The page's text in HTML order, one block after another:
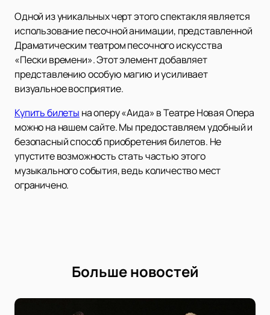
Одной из уникальных черт этого спектакля является
использование песочной анимации, представленной
Драматическим театром песочного искусства
«Пески времени». Этот элемент добавляет
представлению особую магию и усиливает
визуальное восприятие.
Купить билеты на оперу «Аида» в Театре Новая Опера
можно на нашем сайте. Мы предоставляем удобный и
безопасный способ приобретения билетов. Не
упустите возможность стать частью этого
музыкального события, ведь количество мест
ограничено.
Больше новостей